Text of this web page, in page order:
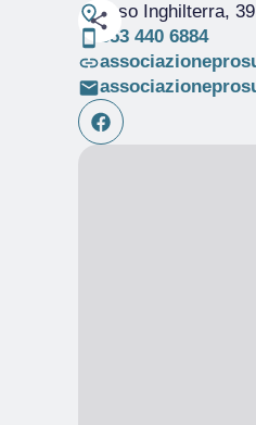
C.so Inghilterra, 39
353 440 6884